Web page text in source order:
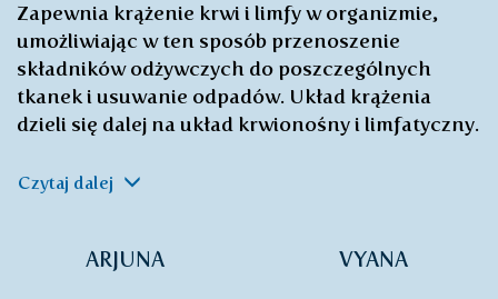
Zapewnia krążenie krwi i limfy w organizmie,
umożliwiając w ten sposób przenoszenie
składników odżywczych do poszczególnych
tkanek i usuwanie odpadów. Układ krążenia
dzieli się dalej na układ krwionośny i limfatyczny.
Czytaj dalej
ARJUNA VYANA